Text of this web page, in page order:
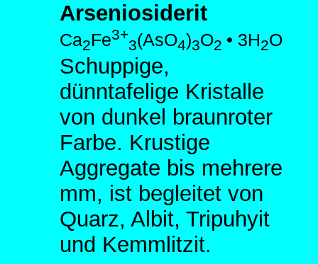
Arseniosiderit
Ca2Fe3+
3(AsO4)3O2 • 3H2O
Schuppige,
dünntafelige Kristalle
von dunkel braunroter
Farbe. Krustige
Aggregate bis mehrere
mm, ist begleitet von
Quarz, Albit, Tripuhyit
und Kemmlitzit.